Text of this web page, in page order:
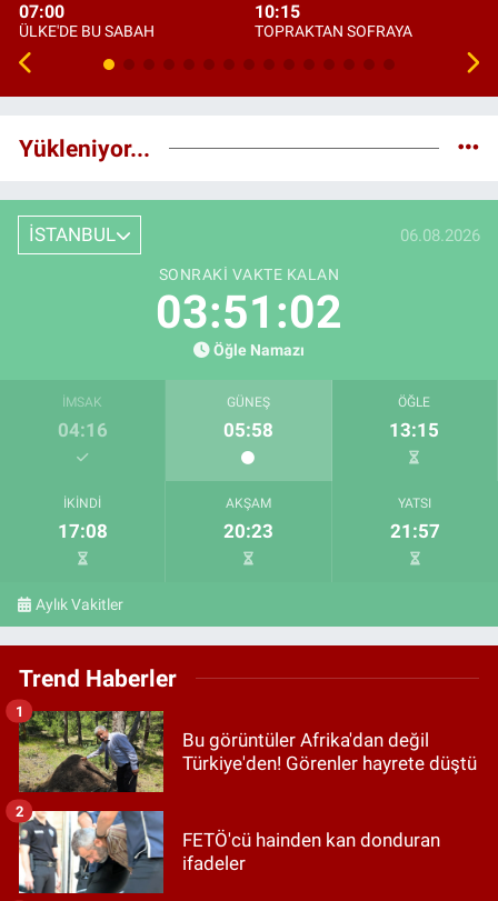
07:00
ÜLKE'DE BU SABAH
10:15
TOPRAKTAN SOFRAYA
Yükleniyor...
İSTANBUL 06.08.2026
SONRAKI VAKTE KALAN
03:51:01
Öğle Namazı
İMSAK
04:16
GÜNEŞ
05:58
ÖĞLE
13:15
İKINDI
17:08
AKŞAM
20:23
YATSI
21:57
Aylık Vakitler
Trend Haberler
Bu görüntüler Afrika'dan değil
Türkiye'den! Görenler hayrete düştü
1
FETÖ'cü hainden kan donduran
ifadeler
2